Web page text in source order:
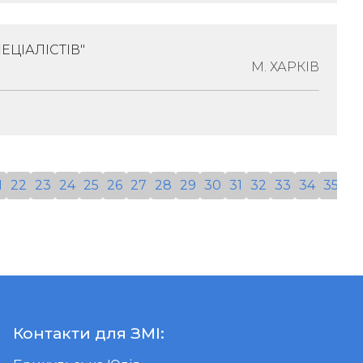
Місто Київ, Вул.йорданська, Будинок
М. ХАРКІВ
Україна, 61064, Харківська Обл., Місто
22 23 24 25 26 27 28 29 30 31 32 33 34 35
Контакти для ЗМІ: